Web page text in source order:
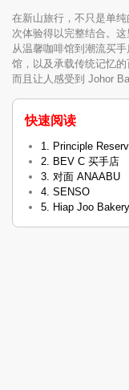
在新山旅行，不只是单
次体验得以完整结合。这
从温馨咖啡馆到潮流买
馆，以及承载传统记忆
而且让人感受到 Johor
快速阅读
1. Principle
2. BEV C 买手店
3. 对面 ANAABU
4. SENSO
5. Hiap Joo Bakery